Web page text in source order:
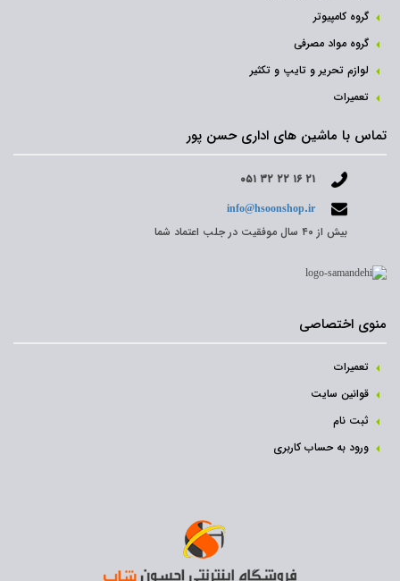
گروه کامپیوتر
گروه مواد مصرفی
لوازم تحریر و تایپ و تکثیر
تعمیرات
تماس با ماشین های اداری حسن پور
۰۵۱ ۳۲ ۲۲ ۱۶ ۲۱
info@hsoonshop.ir
بیش از ۴۰ سال موفقیت در جلب اعتماد شما
منوی اختصاصی
تعمیرات
قوانین سایت
ثبت نام‌
ورود به حساب کاربری